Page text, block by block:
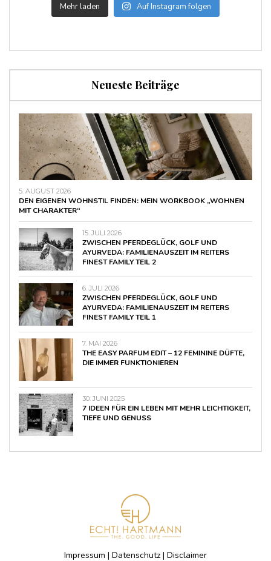
Mehr laden Auf Instagram folgen
Neueste Beiträge
5. AUGUST 2026
DEN EIGENEN WOHNSTIL FINDEN: MEIN WORKBOOK „WOHNEN
MIT CHARAKTER“
15. JULI 2026
ZWISCHEN PFERDEGLÜCK, GOLF UND
AYURVEDA: FAMILIENAUSZEIT IM REITERS
FINEST FAMILY TEIL 2
6. JULI 2026
ZWISCHEN PFERDEGLÜCK, GOLF UND
AYURVEDA: FAMILIENAUSZEIT IM REITERS
FINEST FAMILY TEIL 1
7. MAI 2026
THE EASY PARFUM EDIT – 12 FEMININE DÜFTE,
DIE IMMER FUNKTIONIEREN
30. JUNI 2025
7 IDEEN FÜR EIN LEBEN MIT MEHR LEICHTIGKEIT,
TIEFE UND GENUSS
Impressum | Datenschutz | Disclaimer